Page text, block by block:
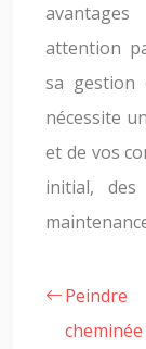
attention
sa gestion
nécessite
et de vos
initial,